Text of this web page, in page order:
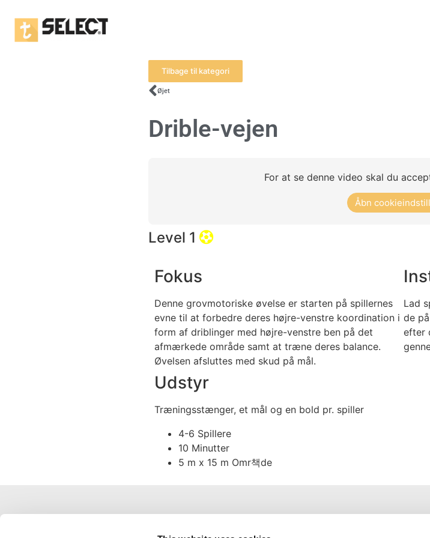
Tilbage til kategori
Øjet
Drible-vejen
For at se denne video skal du
Åbn
Level 1
Fokus
Denne grovmotoriske øvelse er starten på spillernes
evne til at forbedre deres højre-venstre koordination i
form af driblinger med højre-venstre ben på det
afmærkede område samt at træne deres balance.
Øvelsen afsluttes med skud på mål.
Lad
de
efter
Udstyr
Træningsstænger, et mål og en bold pr. spiller
4-6 Spillere
10 Minutter
5 m x 15 m Omr책de